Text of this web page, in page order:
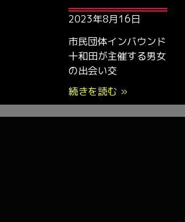
2023年8月16日
市民団体インバウンド
十和田が主催する男女
の出会い交
続きを読む »